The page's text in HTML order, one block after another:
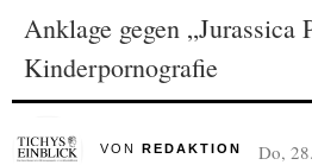
Anklage gegen „Jurassica
Kinderpornografie
VON REDAKTION Do,